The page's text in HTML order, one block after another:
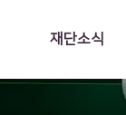
재단소식